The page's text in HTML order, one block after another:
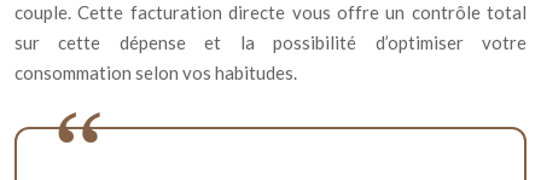
couple. Cette facturation directe vous offre un contrôle total
sur cette dépense et la possibilité d’optimiser votre
consommation selon vos habitudes.